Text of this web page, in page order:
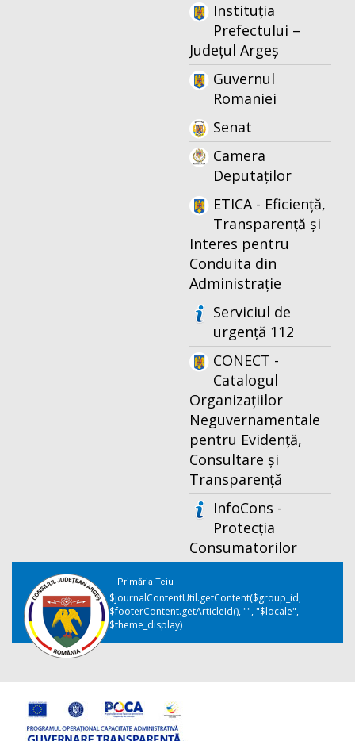
Instituția
Prefectului –
Județul Argeș
Guvernul
Romaniei
Senat
Camera
Deputaților
ETICA - Eficiență,
Transparență și
Interes pentru
Conduita din
Administrație
Serviciul de
urgență 112
CONECT -
Catalogul
Organizațiilor
Neguvernamentale
pentru Evidență,
Consultare și
Transparență
InfoCons -
Protecția
Consumatorilor
Primăria Teiu
$journalContentUtil.getContent($group_id,
$footerContent.getArticleId(), "", "$locale",
$theme_display)